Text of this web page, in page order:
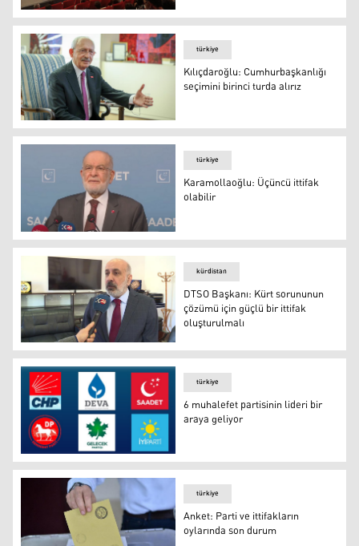
Sosyalist Güç Birliği toplantısı (Foto: Vural Erişmiş / K24)
Foto: T24
türkiye
Kılıçdaroğlu: Cumhurbaşkanlığı
seçimini birinci turda alırız
Karamollaoğlu: Üçüncü ittifak olabilir
türkiye
Karamollaoğlu: Üçüncü ittifak
olabilir
DTSO Başkanı: Kürt sorununun çözümü için güçlü bir
kürdistan
DTSO Başkanı: Kürt sorununun
çözümü için güçlü bir ittifak
oluşturulmalı
partiler
türkiye
6 muhalefet partisinin lideri bir
araya geliyor
türkiye
Anket: Parti ve ittifakların
oylarında son durum